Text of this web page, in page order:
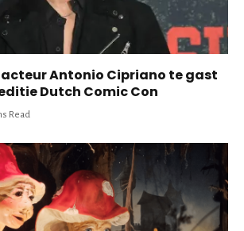
acteur Antonio Cipriano te gast
Dutch Comic Con
Read